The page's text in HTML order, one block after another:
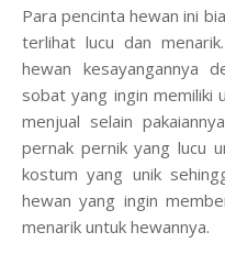
Para pencinta hewan ini
terlihat lucu dan
hewan kesayangannya
sobat yang ingin memiliki
menjual selain
pernak pernik yang lucu
kostum yang unik
hewan yang ingin
menarik untuk hewannya.